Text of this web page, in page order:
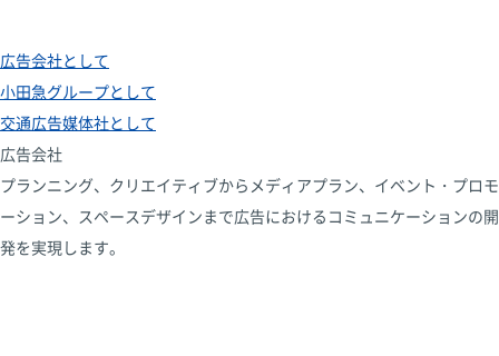
広告会社として
小田急グループとして
交通広告媒体社として
広告会社
プランニング、クリエイティブからメディアプラン、イベント・プロモ
ーション、スペースデザインまで広告におけるコミュニケーションの開
発を実現します。